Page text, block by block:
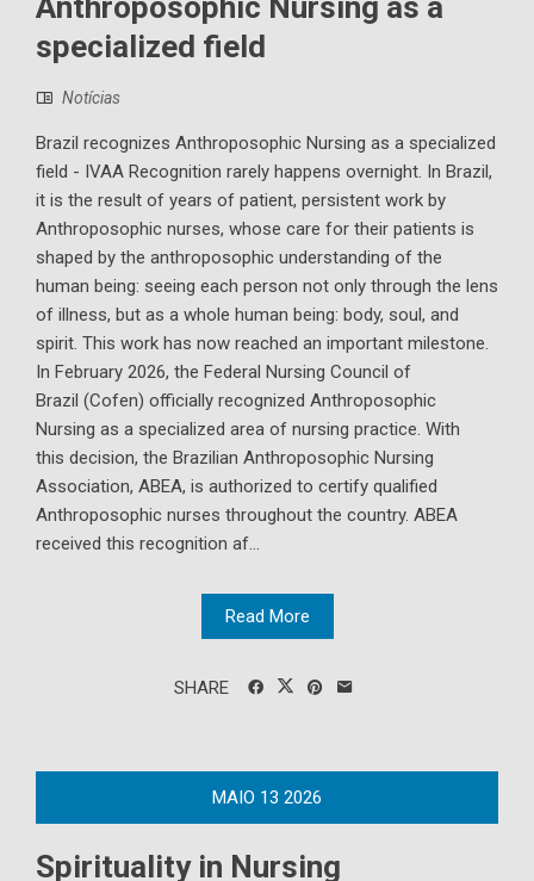
Anthroposophic Nursing as a
specialized field
Notícias
Brazil recognizes Anthroposophic Nursing as a specialized
field - IVAA Recognition rarely happens overnight. In Brazil,
it is the result of years of patient, persistent work by
Anthroposophic nurses, whose care for their patients is
shaped by the anthroposophic understanding of the
human being: seeing each person not only through the lens
of illness, but as a whole human being: body, soul, and
spirit. This work has now reached an important milestone.
In February 2026, the Federal Nursing Council of
Brazil (Cofen) officially recognized Anthroposophic
Nursing as a specialized area of nursing practice. With
this decision, the Brazilian Anthroposophic Nursing
Association, ABEA, is authorized to certify qualified
Anthroposophic nurses throughout the country. ABEA
received this recognition af...
Read More
SHARE
MAIO 13 2026
Spirituality in Nursing